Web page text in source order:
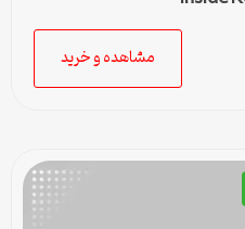
مشاهده و خرید